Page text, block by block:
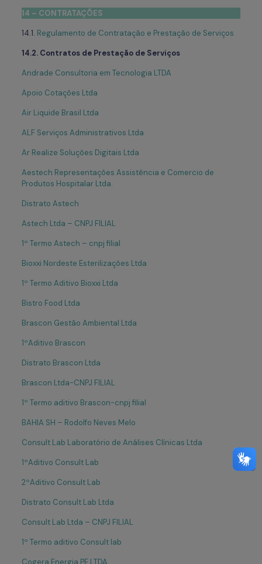
14 – CONTRATAÇÕES
14.1. Regulamento de Contratação e Prestação de Serviços
14.2. Contratos de Prestação de Serviços
Andrade Consultoria em Tecnologia LTDA
Apoio Cotações Ltda
Air Liquide Brasil Ltda
ALF Serviços Administrativos Ltda
Ar Realize Soluções Digitais Ltda
Aestech Representações Assistência e Comercio de
Produtos Hospitalar Ltda.
Distrato Astech
Astech Ltda – CNPJ FILIAL
1º Termo Astech – cnpj filial
Bioxxi Nordeste Esterilizações Ltda
1º Termo Aditivo Bioxxi Ltda
Bistro Food Ltda
Brascon Gestão Ambiental Ltda
1ºAditivo Brascon
Distrato Brascon Ltda
Brascon Ltda-CNPJ FILIAL
1º Termo aditivo Brascon-cnpj filial
BAHIA SH – Rodolfo Neves Melo
Consult Lab Laboratório de Análises Clínicas Ltda
1ºAditivo Consult Lab
2ºAditivo Consult Lab
Distrato Consult Lab Ltda
Consult Lab Ltda – CNPJ FILIAL
1º Termo aditivo Consult lab
Cogera Energia PE LTDA